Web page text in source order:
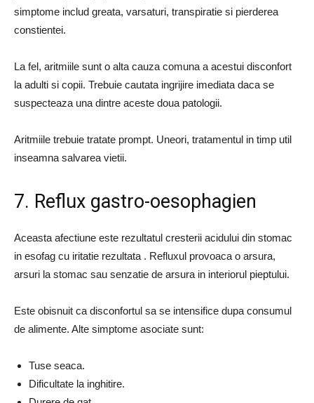
simptome includ greata, varsaturi, transpiratie si pierderea
constientei.
La fel, aritmiile sunt o alta cauza comuna a acestui disconfort
la adulti si copii. Trebuie cautata ingrijire imediata daca se
suspecteaza una dintre aceste doua patologii.
Aritmiile trebuie tratate prompt. Uneori, tratamentul in timp util
inseamna salvarea vietii.
7. Reflux gastro-oesophagien
Aceasta afectiune este rezultatul cresterii acidului din stomac
in esofag cu iritatie rezultata . Refluxul provoaca o arsura,
arsuri la stomac sau senzatie de arsura in interiorul pieptului.
Este obisnuit ca disconfortul sa se intensifice dupa consumul
de alimente. Alte simptome asociate sunt:
Tuse seaca.
Dificultate la inghitire.